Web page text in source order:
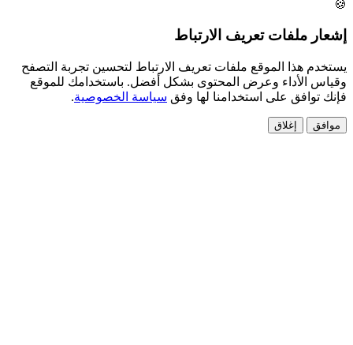
تعريف الارتباط
الموقع ملفات تعريف الارتباط لتحسين تجربة التصفح
وعرض المحتوى بشكل أفضل. باستخدامك للموقع
على استخدامنا لها وفقسياسة الخصوصية.
إغلاق